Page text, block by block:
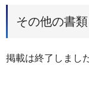
その他の書
掲載は終了しまし